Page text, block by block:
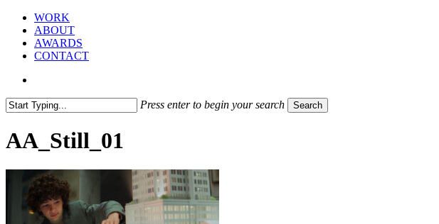
Skip
main
content
Menu
WORK
ABOUT
AWARDS
CONTACT
Press enter to begin your search Search
Search
AA_Still_01